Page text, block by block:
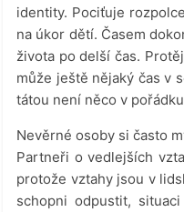
identity. Pociťuje
na úkor dětí. Časem
života po delší čas.
může ještě nějaký čas v
tátou není něco v
Nevěrné osoby si často
Partneři o vedlejších
protože vztahy jsou v
schopni odpustit,